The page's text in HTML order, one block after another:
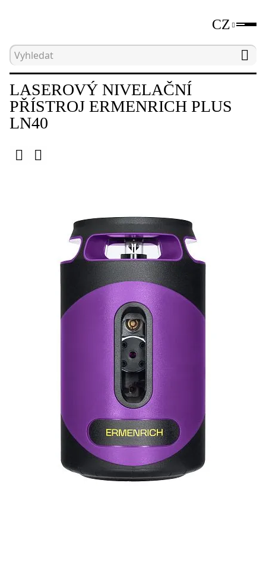
CZ
Hlavní strana Laserové a optické
LASEROVÝ NIVELAČNÍ
PŘÍSTROJ ERMENRICH PLUS
LN40